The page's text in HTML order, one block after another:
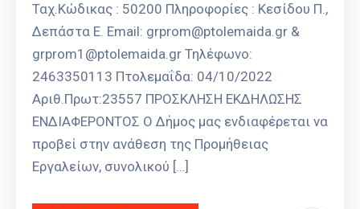
Ταχ.Κώδικας : 50200 Πληροφορίες : Κεσίδου Π.,
Δεπάστα Ε. Email: grprom@ptolemaida.gr &
grprom1@ptolemaida.gr Τηλέφωνο:
2463350113 Πτολεμαΐδα: 04/10/2022
Αριθ.Πρωτ:23557 ΠΡΟΣΚΛΗΣΗ ΕΚΔΗΛΩΣΗΣ
ΕΝΔΙΑΦΕΡΟΝΤΟΣ Ο Δήμος μας ενδιαφέρεται να
προβεί στην ανάθεση της Προμήθειας
Εργαλείων, συνολικού […]